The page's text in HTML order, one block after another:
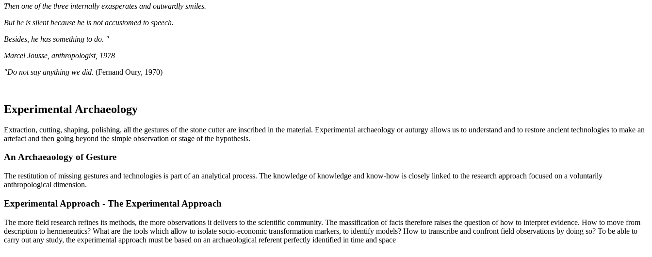
Then one of the three internally exasperates and outwardly smiles.
But he is silent because he is not accustomed to speech.
Besides, he has something to do. "
Marcel Jousse, anthropologist, 1978
"Do not say anything we did. (Fernand Oury, 1970)
Experimental Archaeology
Extraction, cutting, shaping, polishing, all the gestures of the stone cutter are inscribed in the material. Experimental archaeology or auturgy allows us to understand and to restore ancient technologies to make an
artefact and then going beyond the simple observation or stage of the hypothesis.
An Archaeaology of Gesture
The restitution of missing gestures and technologies is part of an analytical process. The knowledge of knowledge and know-how is closely linked to the research approach focused on a voluntarily
anthropological dimension.
Experimental Approach - The Experimental Approach
The more field research refines its methods, the more observations it delivers to the scientific community. The massification of facts therefore raises the question of how to interpret evidence. How to move from
description to hermeneutics? What are the tools which allow to isolate socio-economic transformation markers, to identify models? How to transcribe and confront field observations by doing so? To be able to
carry out any study, the experimental approach must be based on an archaeological referent perfectly identified in time and space